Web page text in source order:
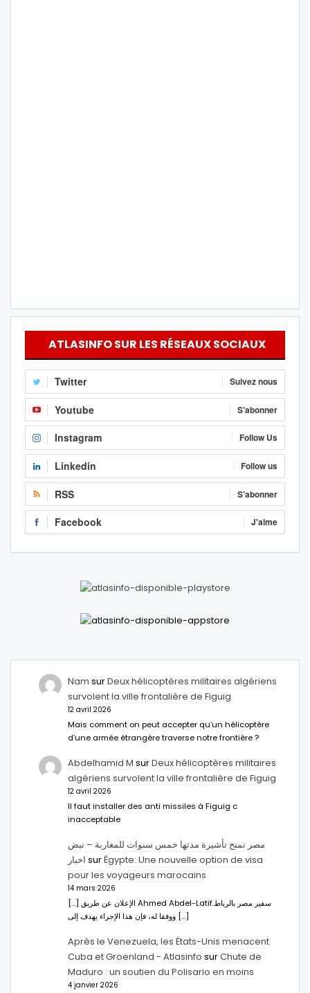
ATLASINFO SUR LES RÉSEAUX SOCIAUX
Twitter Suivez nous
Youtube S'abonner
Instagram Follow Us
Linkedin Follow us
RSS S'abonner
Facebook J'aime
Nam surDeux hélicoptères militaires algériens
survolent la ville frontalière de Figuig
12 avril 2026
Mais comment on peut accepter qu’un hélicoptère
d’une armée étrangère traverse notre frontière ?
Abdelhamid M surDeux hélicoptères militaires
algériens survolent la ville frontalière de Figuig
12 avril 2026
Il faut installer des anti missiles à Figuig c
inacceptable
مصر تمنح تأشيرة مدتها خمس سنوات للمغاربة – نبض
اخبار surÉgypte: Une nouvelle option de visa
pour les voyageurs marocains
14 mars 2026
[…] الإعلان عن طريق Ahmed Abdel-Latifسفير مصر بالرباط.
ووفقا له، فإن هذا الإجراء يهدف إلى […]
Après le Venezuela, les États-Unis menacent
Cuba et Groenland - Atlasinfo surChute de
Maduro : un soutien du Polisario en moins
4 janvier 2026